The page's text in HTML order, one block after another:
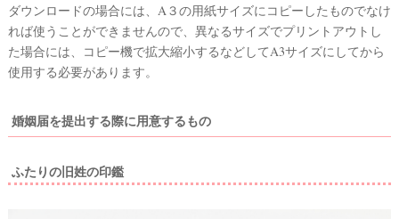
ダウンロードの場合には、A３の用紙サイズにコピーしたものでなけ
れば使うことができませんので、異なるサイズでプリントアウトし
た場合には、コピー機で拡大縮小するなどしてA3サイズにしてから
使用する必要があります。
婚姻届を提出する際に用意するもの
ふたりの旧姓の印鑑